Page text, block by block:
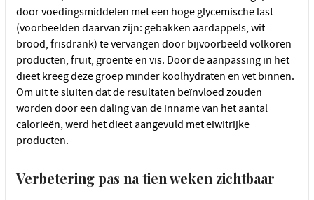
door voedingsmiddelen met een hoge glycemische last
(voorbeelden daarvan zijn: gebakken aardappels, wit
brood, frisdrank) te vervangen door bijvoorbeeld volkoren
producten, fruit, groente en vis. Door de aanpassing in het
dieet kreeg deze groep minder koolhydraten en vet binnen.
Om uit te sluiten dat de resultaten beïnvloed zouden
worden door een daling van de inname van het aantal
calorieën, werd het dieet aangevuld met eiwitrijke
producten.
Verbetering pas na tien weken zichtbaar